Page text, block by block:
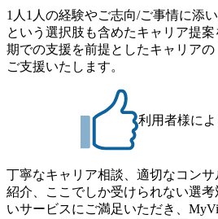
果、なりたいキャリアを反映できる
らえる ・シンプレクスというテク
るため、エンジニアの視点からも
値提供できる ・デリバリー中心の
心の案件もあり、個々の裁量や得
げの立て方を選べる ここ1年で社員
今期18億円⇒来期30億円（いずれも
長中のファームである また、成長
上司の近くで働けるチャンスも多
ィング・グループ出身者等 (https://
keto_kajita/)） 多様なメンバー、多
自己成長機会が多く、新たなチャレ
なるため、入居基準を満たす女性に
す。 住宅手当は、一般賃貸物件を
定める金額を会社が支払います。
による引っ越し費用は、会社が負担
(火) 19:00～20:00 2026年8月13日(木)
ている方を対象に、会社説明会を
・【富山】半導体製造装置の生産
程の管理業務) ※主任候補・リーダ
導体製造装置の生産エンジニア(製
※顔出しは不要です。ご質問頂く
だければと存じます。
1人1人の経験やご志向/ご事情に添
という選択肢も含めたキャリア提
期での支援を前提としたキャリア
ご支援いたします。
利用者様に
丁寧なキャリア相談、適切なコン
紹介、ここでしか受けられない選
いサービスにご満足いただき、